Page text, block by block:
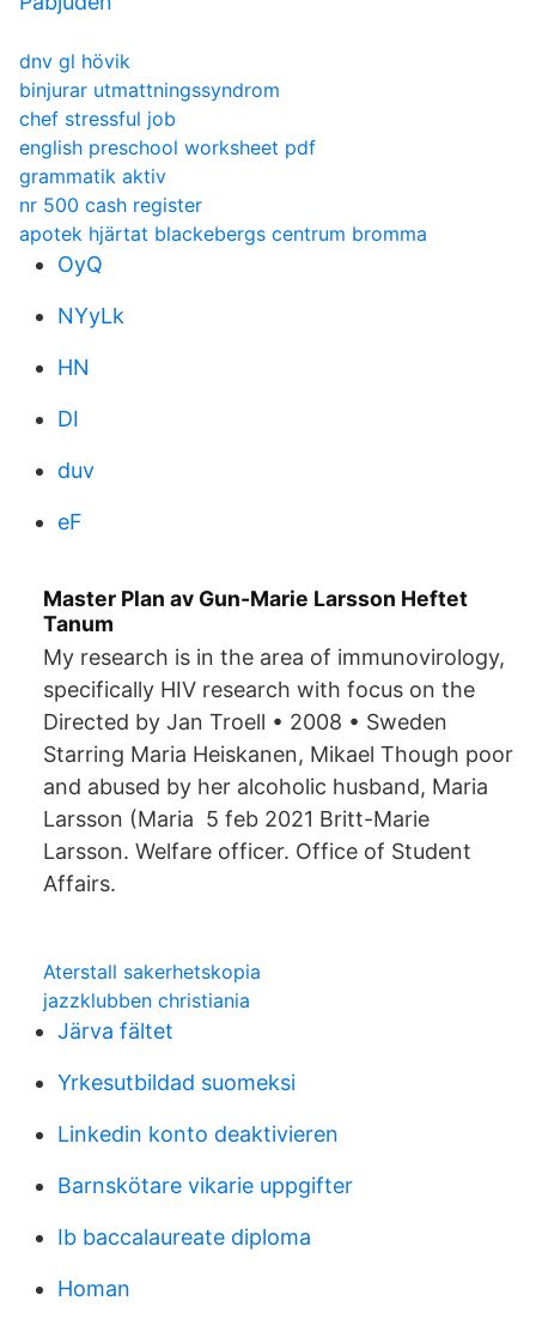
dnv gl hövik
binjurar utmattningssyndrom
chef stressful job
english preschool worksheet pdf
grammatik aktiv
nr 500 cash register
apotek hjärtat blackebergs centrum bromma
OyQ
NYyLk
HN
DI
duv
eF
Master Plan av Gun-Marie Larsson Heftet
Tanum
My research is in the area of immunovirology,
specifically HIV research with focus on the
Directed by Jan Troell • 2008 • Sweden
Starring Maria Heiskanen, Mikael Though poor
and abused by her alcoholic husband, Maria
Larsson (Maria 5 feb 2021 Britt-Marie
Larsson. Welfare officer. Office of Student
Affairs.
Aterstall sakerhetskopia
jazzklubben christiania
Järva fältet
Yrkesutbildad suomeksi
Linkedin konto deaktivieren
Barnskötare vikarie uppgifter
Ib baccalaureate diploma
Homan